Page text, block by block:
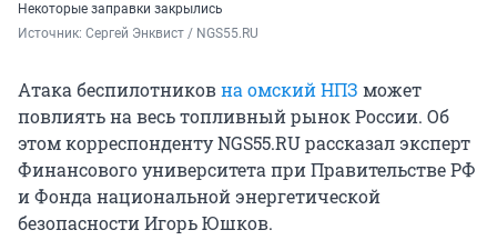
Некоторые заправки закрылись
Источник: Сергей Энквист / NGS55.RU
Атака беспилотниковна омский НПЗ может
повлиять на весь топливный рынок России. Об
этом корреспонденту NGS55.RU рассказал эксперт
Финансового университета при Правительстве РФ
и Фонда национальной энергетической
безопасности Игорь Юшков.